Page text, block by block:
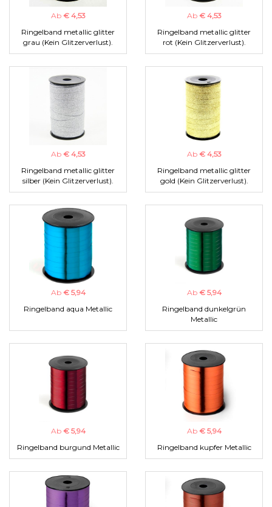
Ab € 4,53
Ringelband metallic glitter
grau (Kein Glitzerverlust).
Ab € 4,53
Ringelband metallic glitter
rot (Kein Glitzerverlust).
Ab € 4,53
Ringelband metallic glitter
silber (Kein Glitzerverlust).
Ab € 4,53
Ringelband metallic glitter
gold (Kein Glitzerverlust).
Ab € 5,94
Ringelband aqua Metallic
Ab € 5,94
Ringelband dunkelgrün
Metallic
Ab € 5,94
Ringelband burgund Metallic
Ab € 5,94
Ringelband kupfer Metallic